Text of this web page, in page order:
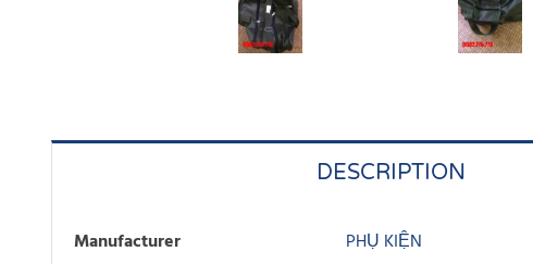
DESCRIPTION
Manufacturer
PHỤ KIỆN